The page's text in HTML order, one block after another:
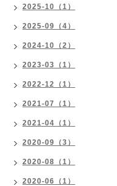
2025-10（1）
2025-09（4）
2024-10（2）
2023-03（1）
2022-12（1）
2021-07（1）
2021-04（1）
2020-09（3）
2020-08（1）
2020-06（1）